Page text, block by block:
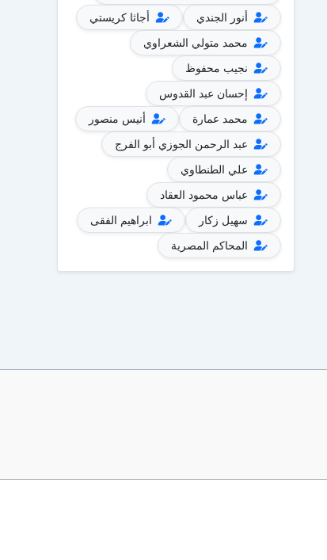
أنور الجندي
أجاثا كريستي
محمد متولي الشعراوي
نجيب محفوظ
إحسان عبد القدوس
محمد عمارة
أنيس منصور
عبد الرحمن الجوزي أبو الفرج
علي الطنطاوي
عباس محمود العقاد
سهيل زكار
ابراهيم الفقى
المحاكم المصرية